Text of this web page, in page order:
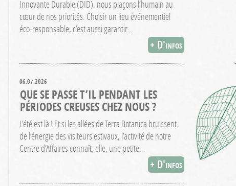
Innovante Durable (DID), nous plaçons l’humain au
cœur de nos priorités. Choisir un lieu événementiel
éco-responsable, c’est aussi garantir…
+ D'infos
06.07.2026
QUE SE PASSE T’IL PENDANT LES
PÉRIODES CREUSES CHEZ NOUS ?
L’été est là ! Et si les allées de Terra Botanica bruissent
de l’énergie des visiteurs estivaux, l’activité de notre
Centre d’Affaires connaît, elle, une petite…
+ D'infos